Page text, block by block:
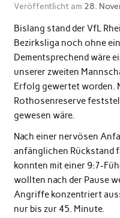
Veröffentlicht am 28.
Bislang stand der VfL
Bezirksliga noch ohne
Dementsprechend wäre
unserer zweiten
Erfolg gewertet worden.
Rothosenreserve
gewesen wäre.
Nach einer nervösen
anfänglichen Rückstand
konnten mit einer 9:7-
wollten nach der Pause
Angriffe konzentriert
nur bis zur 45. Minute.